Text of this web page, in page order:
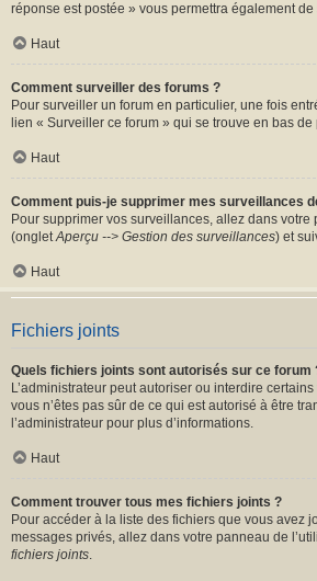
réponse est postée » vous permettra également
Haut
Comment surveiller des forums ?
Pour surveiller un forum en particulier, une fois
lien « Surveiller ce forum » qui se trouve en bas de
Haut
Comment puis-je supprimer mes surveillances
Pour supprimer vos surveillances, allez dans votre
(ongletAperçu --> Gestion des surveillances) et
Haut
Fichiers joints
Quels fichiers joints sont autorisés sur ce forum
L’administrateur peut autoriser ou interdire
vous n’êtes pas sûr de ce qui est autorisé à être
l’administrateur pour plus d’informations.
Haut
Comment trouver tous mes fichiers joints ?
Pour accéder à la liste des fichiers que vous avez
messages privés, allez dans votre panneau de
fichiers joints.